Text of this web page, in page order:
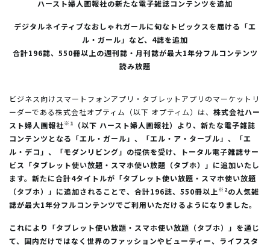
ハースト婦人画報社の新たな電子雑誌コンテンツを追加
デジタルネイティブなおしゃれガールに旬なトピックスを届ける「エ
ル・ガール」など、4誌を追加
合計196誌、550冊以上の週刊誌・月刊誌が最大1年分フルコンテンツ
読み放題
ビジネス向けスマートフォンアプリ・タブレットアプリのマーケットリ
ーダーである株式会社オプティム（以下 オプティム）は、 株式会社ハー
スト婦人画報社※1
（以下 ハースト婦人画報社）より、新たな電子雑誌
コンテンツとなる「エル・ガール」、「エル・ア・ターブル」、「エ
ル・デコ」、「モダンリビング」の提供を受け、トータル電子雑誌サー
ビス「タブレット使い放題・スマホ使い放題（タブホ）」に追加いたし
ます。新たに合計4タイトルが「タブレット使い放題・スマホ使い放題
（タブホ）」に追加されることで、合計196誌、550冊以上 ※2の人気雑
誌が最大1年分フルコンテンツでご利用いただけるようになりました。
これにより「タブレット使い放題・スマホ使い放題（タブホ）」を通じ
て、国内だけではなく世界のファッションやビューティー、ライフスタ